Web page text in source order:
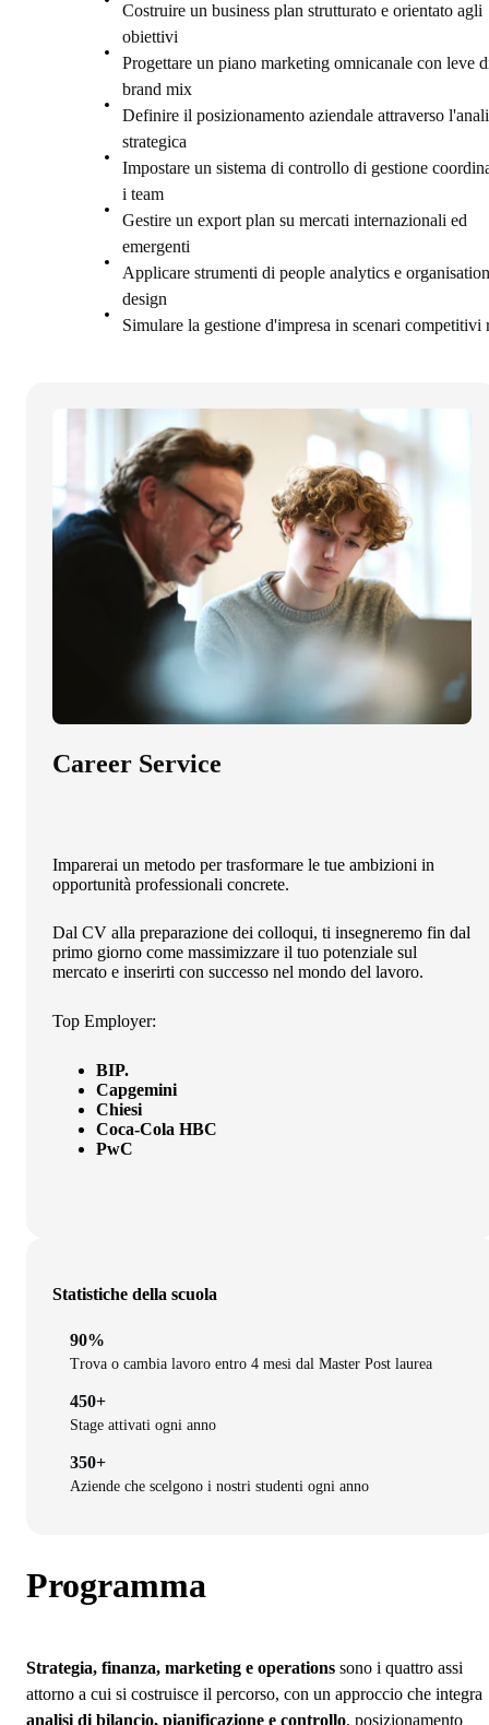
Costruire un business plan strutturato e orientato agli
obiettivi
Progettare un piano marketing omnicanale con leve
brand mix
Definire il posizionamento aziendale attraverso
strategica
Impostare un sistema di controllo di gestione
i team
Gestire un export plan su mercati internazionali ed
emergenti
Applicare strumenti di people analytics e organisation
design
Simulare la gestione d'impresa in scenari competitivi
Career Service
Imparerai un metodo per trasformare le tue ambizioni in
opportunità professionali concrete.
Dal CV alla preparazione dei colloqui, ti insegneremo fin dal
primo giorno come massimizzare il tuo potenziale sul
mercato e inserirti con successo nel mondo del lavoro.
Top Employer:
BIP.
Capgemini
Chiesi
Coca-Cola HBC
PwC
Statistiche della scuola
90%
Trova o cambia lavoro entro 4 mesi dal Master Post laurea
450+
Stage attivati ogni anno
350+
Aziende che scelgono i nostri studenti ogni anno
Programma
Strategia, finanza, marketing e operations sono i quattro assi
attorno a cui si costruisce il percorso, con un approccio che integra
analisi di bilancio, pianificazione e controllo, posizionamento